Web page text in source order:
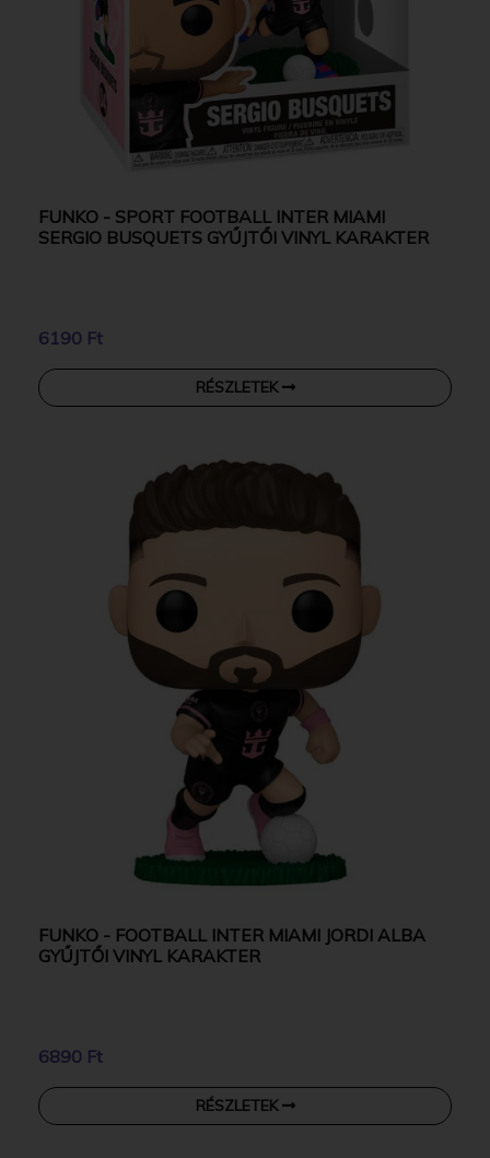
FUNKO - SPORT FOOTBALL INTER MIAMI
SERGIO BUSQUETS GYŰJTŐI VINYL KARAKTER
6190 Ft
RÉSZLETEK
FUNKO - FOOTBALL INTER MIAMI JORDI ALBA
GYŰJTŐI VINYL KARAKTER
6890 Ft
RÉSZLETEK